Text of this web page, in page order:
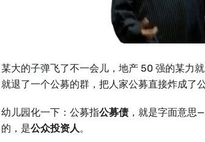
某大的子弹飞了不一会儿，地产 50 强的某力
就退了一个公募的群，把人家公募直接炸成了
幼儿园化一下：公募指公募债 ，就是字面意思
的，是公众投资人。